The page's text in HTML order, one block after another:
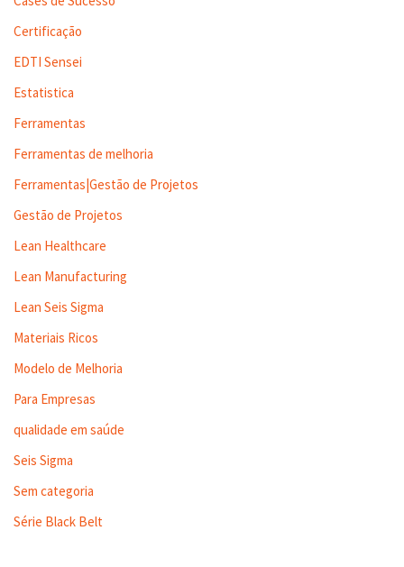
Certificação
EDTI Sensei
Estatistica
Ferramentas
Ferramentas de melhoria
Ferramentas|Gestão de Projetos
Gestão de Projetos
Lean Healthcare
Lean Manufacturing
Lean Seis Sigma
Materiais Ricos
Modelo de Melhoria
Para Empresas
qualidade em saúde
Seis Sigma
Sem categoria
Série Black Belt